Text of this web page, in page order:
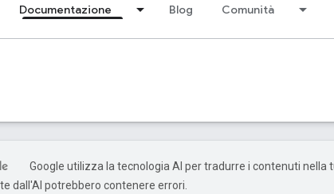
Documentazione Blog Comunità
Google utilizza la tecnologia AI per tradurre i contenuti nella
dall'AI potrebbero contenere errori.